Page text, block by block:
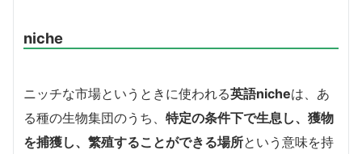
niche
ニッチな市場というときに使われる英語nicheは、あ
る種の生物集団のうち、 特定の条件下で生息し、獲物
を捕獲し、繁殖することができる場所という意味を持